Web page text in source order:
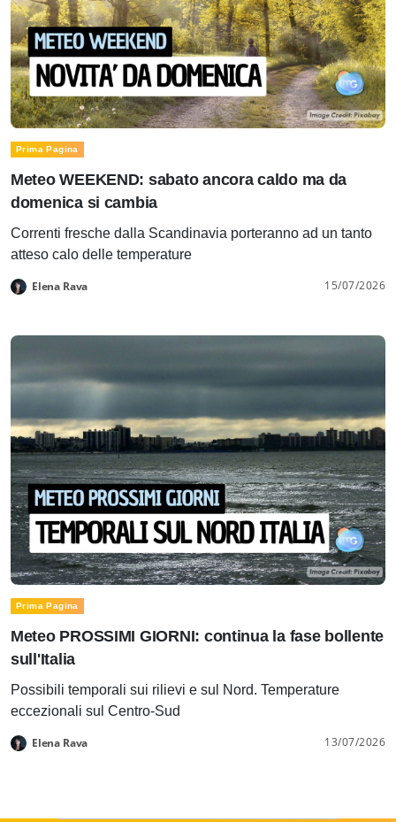
Prima Pagina
Meteo WEEKEND: sabato ancora caldo ma da
domenica si cambia
Correnti fresche dalla Scandinavia porteranno ad un tanto
atteso calo delle temperature
Elena Rava 15/07/2026
Prima Pagina
Meteo PROSSIMI GIORNI: continua la fase bollente
sull'Italia
Possibili temporali sui rilievi e sul Nord. Temperature
eccezionali sul Centro-Sud
Elena Rava 13/07/2026